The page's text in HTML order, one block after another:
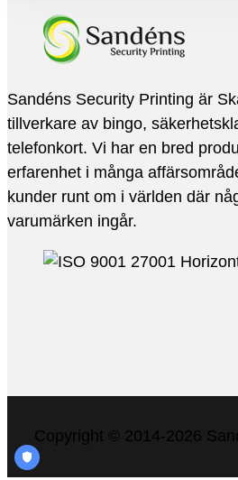
Sandéns Security Printing är
tillverkare av bingo,
telefonkort. Vi har en bred
erfarenhet i många
kunder runt om i världen där
varumärken ingår.
Copyright © 2014-2026